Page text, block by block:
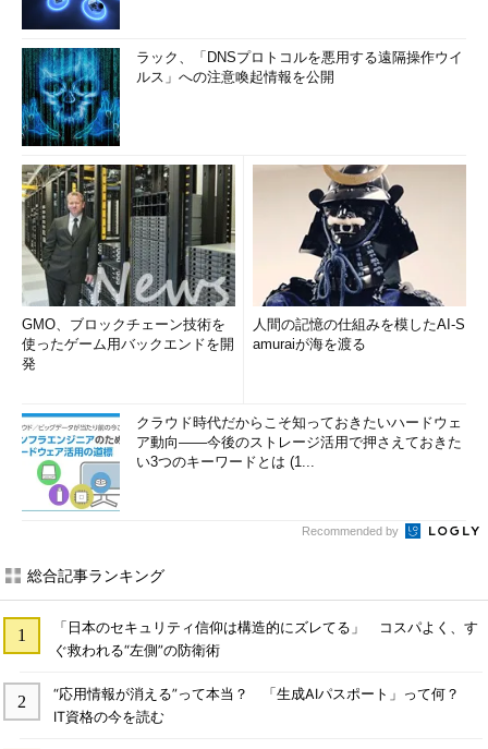
ラック、「DNSプロトコルを悪用する遠隔操作ウイ
ルス」への注意喚起情報を公開
GMO、ブロックチェーン技術を
使ったゲーム用バックエンドを開
発
人間の記憶の仕組みを模したAI-S
amuraiが海を渡る
クラウド時代だからこそ知っておきたいハードウェ
ア動向――今後のストレージ活用で押さえておきた
い3つのキーワードとは (1...
Recommended by
総合記事ランキング
「日本のセキュリティ信仰は構造的にズレてる」 コスパよく、す
ぐ救われる“左側”の防衛術
“応用情報が消える”って本当？ 「生成AIパスポート」って何？
IT資格の今を読む